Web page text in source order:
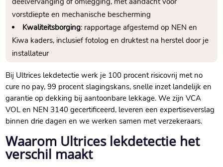
vorstdiepte en mechanische bescherming
Kwaliteitsborging: rapportage afgestemd op NEN en
Kiwa kaders, inclusief fotolog en druktest na herstel door je
installateur
Bij Ultrices lekdetectie werk je 100 procent risicovrij met no
cure no pay, 99 procent slagingskans, snelle inzet landelijk en
garantie op dekking bij aantoonbare lekkage. We zijn VCA
VOL en NEN 3140 gecertificeerd, leveren een expertiseverslag
binnen drie dagen en we werken samen met verzekeraars.
Waarom Ultrices lekdetectie het
verschil maakt